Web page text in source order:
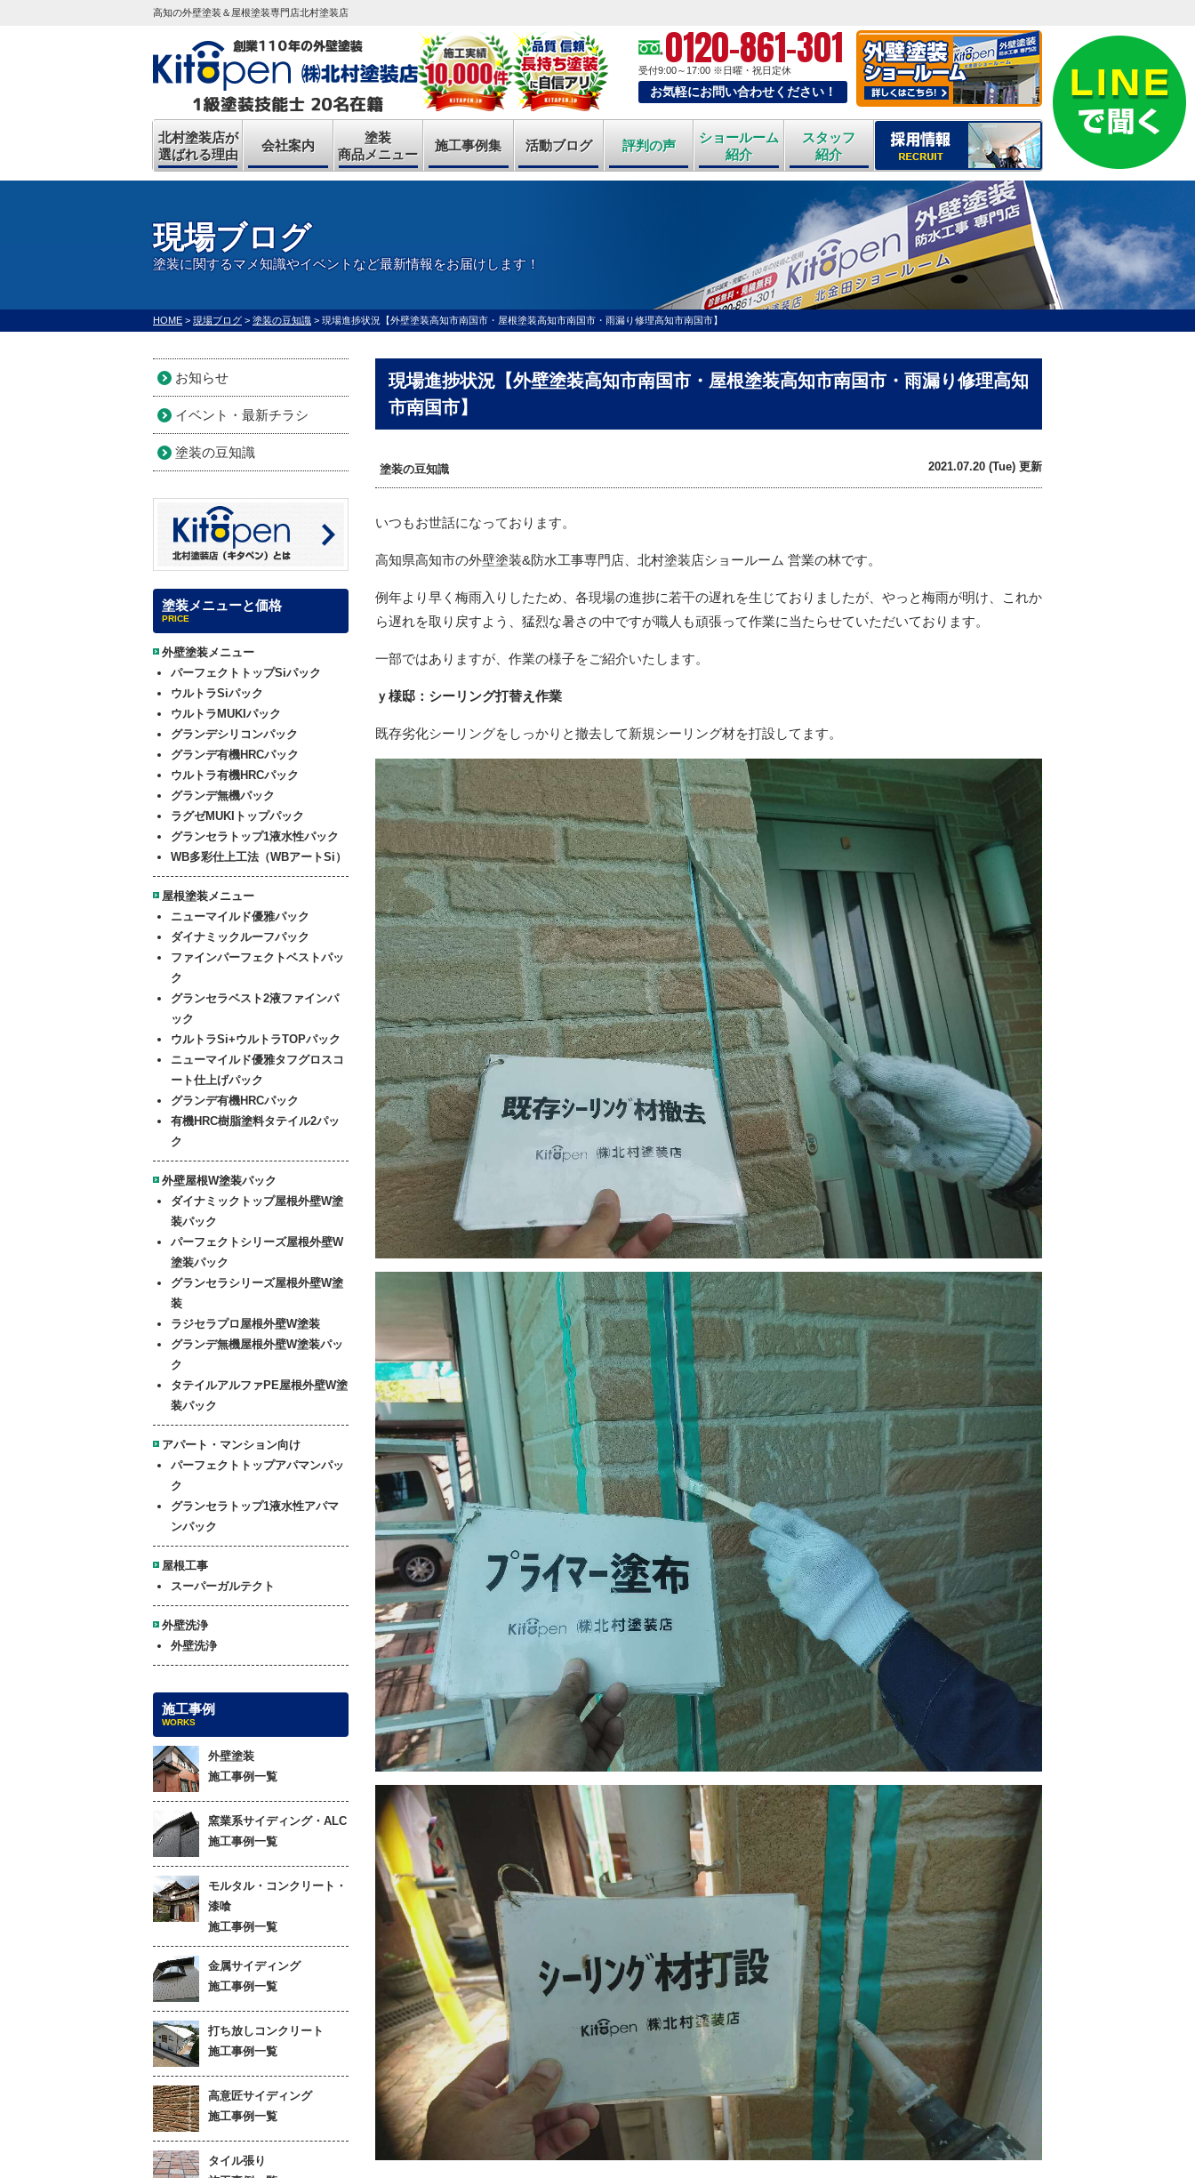
高知の外壁塗装＆屋根塗装専門店北村塗装店
0120-861-301
受付9:00～17:00 ※日曜・祝日定休
お気軽にお問い合わせください！
北村塗装店が
選ばれる理由
会社案内
塗装
商品メニュー
施工事例集 活動ブログ 評判の声
ショールーム
紹介
スタッフ
紹介
現場ブログ
塗装に関するマメ知識やイベントなど最新情報をお届けします！
HOME > 現場ブログ > 塗装の豆知識 > 現場進捗状況【外壁塗装高知市南国市・屋根塗装高知市南国市・雨漏り修理高知市南国市】
現場進捗状況【外壁塗装高知市南国市・屋根塗装高知市南国市・雨漏り修理高知
市南国市】
塗装の豆知識 2021.07.20 (Tue) 更新
いつもお世話になっております。
高知県高知市の外壁塗装&防水工事専門店、北村塗装店ショールーム 営業の林です。
例年より早く梅雨入りしたため、各現場の進捗に若干の遅れを生じておりましたが、やっと梅雨が明け、これか
ら遅れを取り戻すよう、猛烈な暑さの中ですが職人も頑張って作業に当たらせていただいております。
一部ではありますが、作業の様子をご紹介いたします。
ｙ様邸：シーリング打替え作業
既存劣化シーリングをしっかりと撤去して新規シーリング材を打設してます。
お知らせ
イベント・最新チラシ
塗装の豆知識
塗装メニューと価格
PRICE
外壁塗装メニュー
パーフェクトトップSiパック
ウルトラSiパック
ウルトラMUKIパック
グランデシリコンパック
グランデ有機HRCパック
ウルトラ有機HRCパック
グランデ無機パック
ラグゼMUKIトップパック
グランセラトップ1液水性パック
WB多彩仕上工法（WBアートSi）
屋根塗装メニュー
ニューマイルド優雅パック
ダイナミックルーフパック
ファインパーフェクトベストパッ
ク
グランセラベスト2液ファインパ
ック
ウルトラSi+ウルトラTOPパック
ニューマイルド優雅タフグロスコ
ート仕上げパック
グランデ有機HRCパック
有機HRC樹脂塗料タテイル2パッ
ク
外壁屋根W塗装パック
ダイナミックトップ屋根外壁W塗
装パック
パーフェクトシリーズ屋根外壁W
塗装パック
グランセラシリーズ屋根外壁W塗
装
ラジセラプロ屋根外壁W塗装
グランデ無機屋根外壁W塗装パッ
ク
タテイルアルファPE屋根外壁W塗
装パック
アパート・マンション向け
パーフェクトトップアパマンパッ
ク
グランセラトップ1液水性アパマ
ンパック
屋根工事
スーパーガルテクト
外壁洗浄
外壁洗浄
施工事例
WORKS
外壁塗装
施工事例一覧
窯業系サイディング・ALC
施工事例一覧
モルタル・コンクリート・
漆喰
施工事例一覧
金属サイディング
施工事例一覧
打ち放しコンクリート
施工事例一覧
高意匠サイディング
施工事例一覧
タイル張り